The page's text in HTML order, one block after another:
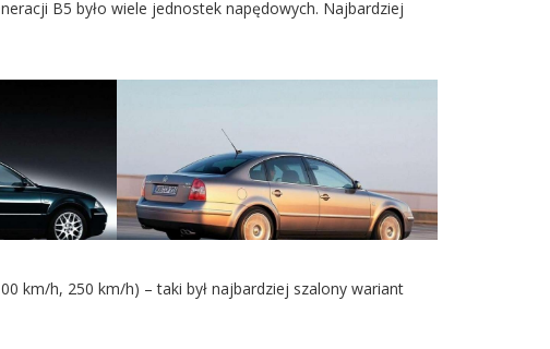
B5 było wiele jednostek napędowych. Najbardziej
km/h, 250 km/h) – taki był najbardziej szalony wariant